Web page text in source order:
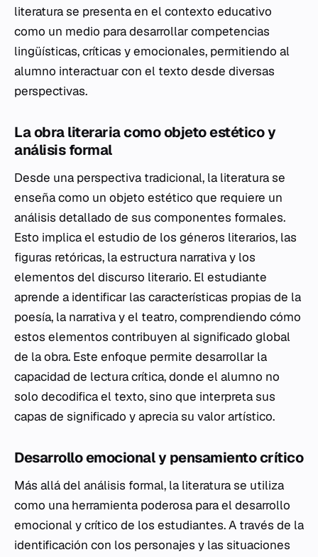
literatura se presenta en el contexto educativo
como un medio para desarrollar competencias
lingüísticas, críticas y emocionales, permitiendo al
alumno interactuar con el texto desde diversas
perspectivas.
La obra literaria como objeto estético y
análisis formal
Desde una perspectiva tradicional, la literatura se
enseña como un objeto estético que requiere un
análisis detallado de sus componentes formales.
Esto implica el estudio de los géneros literarios, las
figuras retóricas, la estructura narrativa y los
elementos del discurso literario. El estudiante
aprende a identificar las características propias de la
poesía, la narrativa y el teatro, comprendiendo cómo
estos elementos contribuyen al significado global
de la obra. Este enfoque permite desarrollar la
capacidad de lectura crítica, donde el alumno no
solo decodifica el texto, sino que interpreta sus
capas de significado y aprecia su valor artístico.
Desarrollo emocional y pensamiento crítico
Más allá del análisis formal, la literatura se utiliza
como una herramienta poderosa para el desarrollo
emocional y crítico de los estudiantes. A través de la
identificación con los personajes y las situaciones